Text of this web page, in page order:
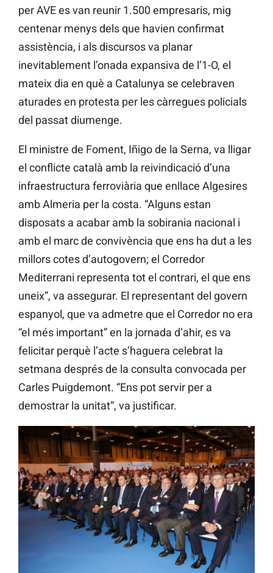
per AVE es van reunir 1.500 empresaris, mig
centenar menys dels que havien confirmat
assistència, i als discursos va planar
inevitablement l’onada expansiva de l’1-O, el
mateix dia en què a Catalunya se celebraven
aturades en protesta per les càrregues policials
del passat diumenge.
El ministre de Foment, Iñigo de la Serna, va lligar
el conflicte català amb la reivindicació d’una
infraestructura ferroviària que enllace Algesires
amb Almeria per la costa. “Alguns estan
disposats a acabar amb la sobirania nacional i
amb el marc de convivència que ens ha dut a les
millors cotes d’autogovern; el Corredor
Mediterrani representa tot el contrari, el que ens
uneix”, va assegurar. El representant del govern
espanyol, que va admetre que el Corredor no era
“el més important” en la jornada d’ahir, es va
felicitar perquè l’acte s’haguera celebrat la
setmana després de la consulta convocada per
Carles Puigdemont. “Ens pot servir per a
demostrar la unitat”, va justificar.